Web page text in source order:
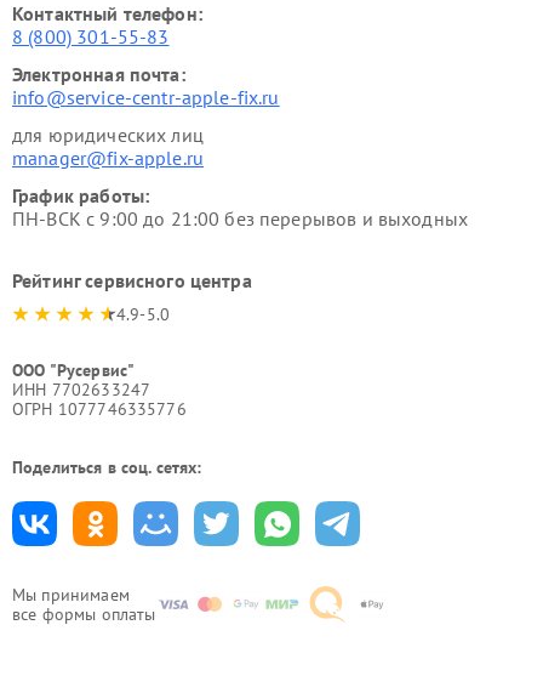
Мы принимаем
все формы оплаты
Контактный телефон:
8 (800) 301-55-83
Электронная почта:
info@service-centr-apple-fix.ru
для юридических лиц
manager@fix-apple.ru
График работы:
ПН-ВСК с 9:00 до 21:00 без перерывов и выходных
Рейтинг сервисного центра
4.9-5.0
ООО "Русервис"
ИНН 7702633247
ОГРН 1077746335776
Поделиться в соц. сетях: